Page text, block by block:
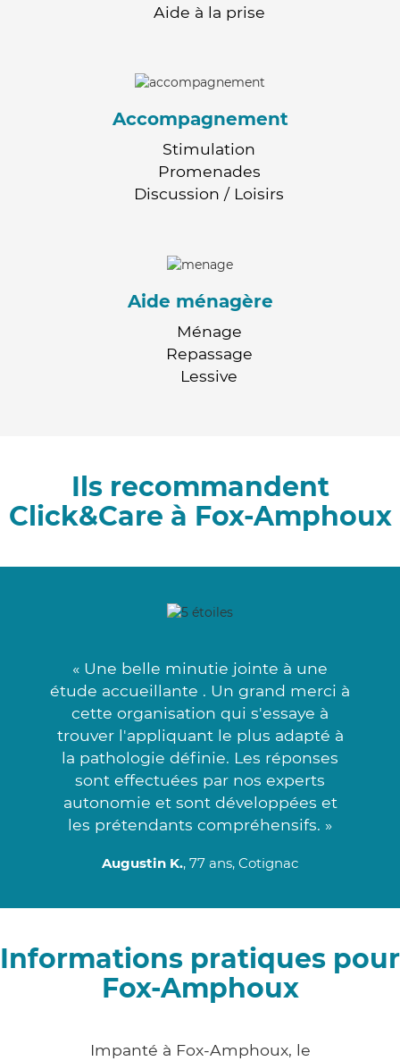
Aide à la prise
Accompagnement
Stimulation
Promenades
Discussion / Loisirs
Aide ménagère
Ménage
Repassage
Lessive
Ils recommandent
Click&Care à Fox-Amphoux
« Une belle minutie jointe à une
étude accueillante . Un grand merci à
cette organisation qui s'essaye à
trouver l'appliquant le plus adapté à
la pathologie définie. Les réponses
sont effectuées par nos experts
autonomie et sont développées et
les prétendants compréhensifs. »
Augustin K., 77 ans, Cotignac
Informations pratiques pour
Fox-Amphoux
Impanté à Fox-Amphoux, le